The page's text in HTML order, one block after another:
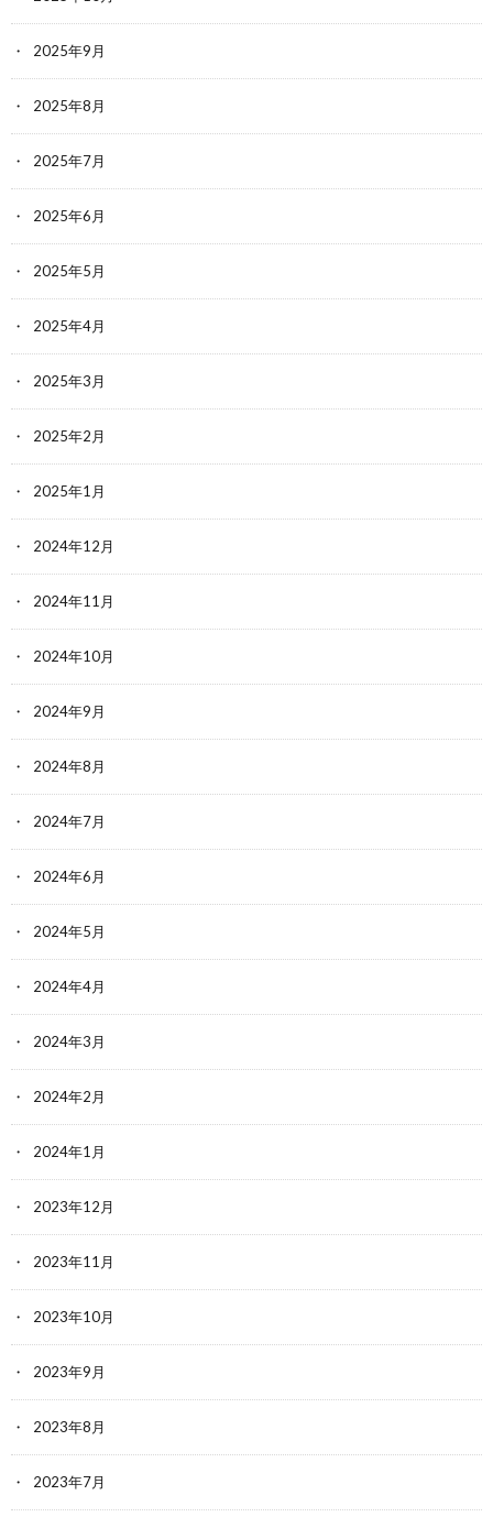
2025年9月
2025年8月
2025年7月
2025年6月
2025年5月
2025年4月
2025年3月
2025年2月
2025年1月
2024年12月
2024年11月
2024年10月
2024年9月
2024年8月
2024年7月
2024年6月
2024年5月
2024年4月
2024年3月
2024年2月
2024年1月
2023年12月
2023年11月
2023年10月
2023年9月
2023年8月
2023年7月